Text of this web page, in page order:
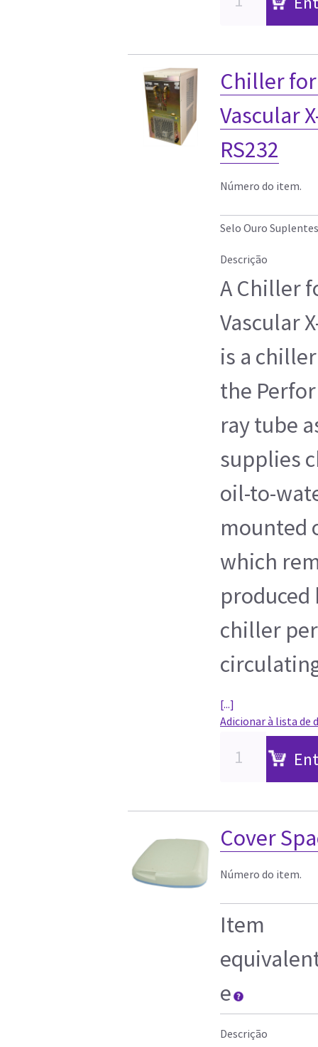
Chiller
Vascular
RS232
Número do item.
Selo Ouro Suplentes
Descrição
A Chiller
Vascular
is a
the
ray tube
supplies
oil-to-
mounted
which
produced
chiller
[...]
Adicionar à lista de
Cover
Número do item.
Item
e
Descrição